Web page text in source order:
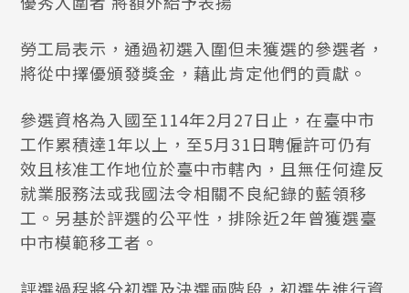
勞工局表示，通過初選入圍但未獲選的參選者，
將從中擇優頒發獎金，藉此肯定他們的貢獻。
參選資格為入國至114年2月27日止，在臺中市
工作累積達1年以上，至5月31日聘僱許可仍有
效且核准工作地位於臺中市轄內，且無任何違反
就業服務法或我國法令相關不良紀錄的藍領移
工。另基於評選的公平性，排除近2年曾獲選臺
中市模範移工者。